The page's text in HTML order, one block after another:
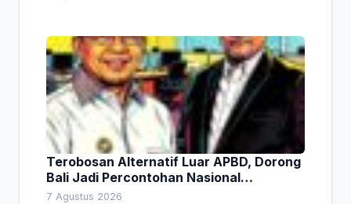
Terobosan Alternatif Luar APBD, Dorong
Bali Jadi Percontohan Nasional
Pembiayaan Daerah
7 Agustus 2026